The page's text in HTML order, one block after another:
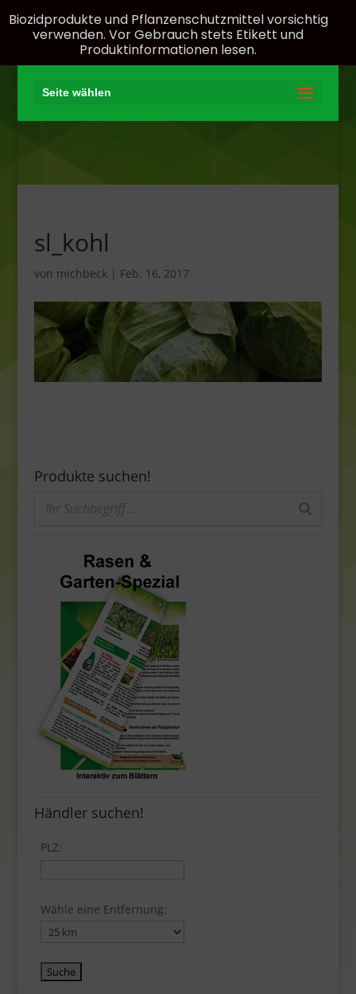
Seite wählen
sl_kohl
von michbeck| Feb. 16, 2017
Produkte suchen!
Händler suchen!
PLZ:
Wähle eine Entfernung:
Biozidprodukte und Pflanzenschutzmittel vorsichtig
verwenden. Vor Gebrauch stets Etikett und
Produktinformationen lesen.